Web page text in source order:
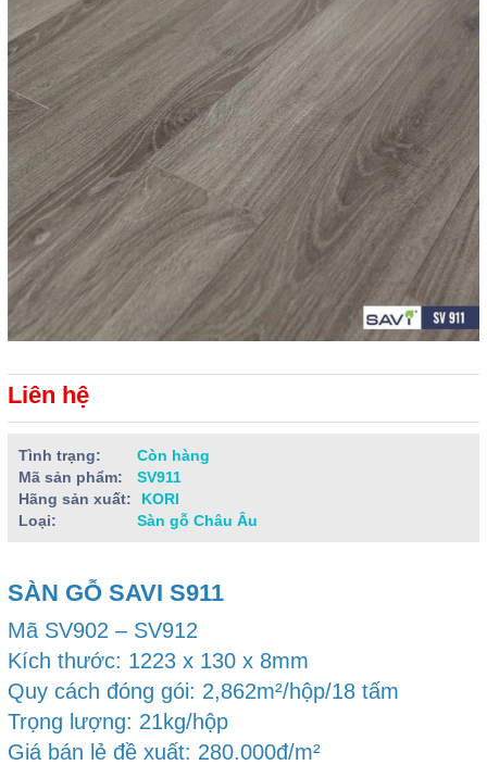
Liên hệ
Tình trạng:
Còn hàng
Mã sản phẩm:
SV911
Hãng sản xuất:
KORI
Loại:
Sàn gỗ Châu Âu
SÀN GỖ SAVI S911
Mã SV902 – SV912
Kích thước: 1223 x 130 x 8mm
Quy cách đóng gói: 2,862m²/hộp/18 tấm
Trọng lượng: 21kg/hộp
Giá bán lẻ đề xuất: 280.000đ/m²